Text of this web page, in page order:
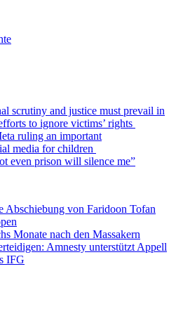
scrutiny and justice must prevail in
to ignore victims’ rights
ruling an important
media for children
even prison will silence me”
Abschiebung von Faridoon Tofan
Monate nach den Massakern
Amnesty unterstützt Appell
IFG